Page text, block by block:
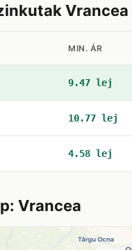
Vrancea
MIN. ÁR
9.47 lej
10.77 lej
4.58 lej
Vrancea